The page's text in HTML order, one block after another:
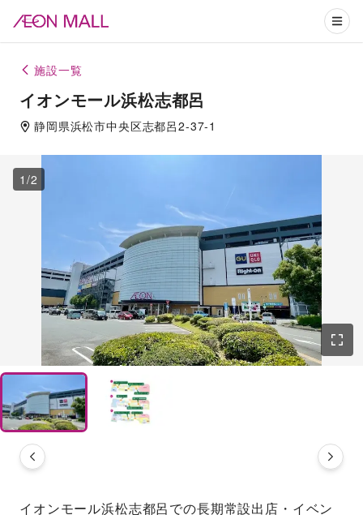
施設一覧
イオンモール浜松志都呂
静岡県浜松市中央区志都呂2-37-1
1 /2
イオンモール浜松志都呂での長期常設出店・イベン